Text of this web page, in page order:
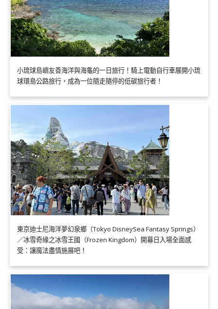
小琉球島嶼友善海洋與海龜的一日旅行！騎上電動自行車展開小琉
球環島公路旅行，成為一位隨走隨停的低碳旅行者！
東京迪士尼海洋夢幻泉鄉（Tokyo DisneySea Fantasy Springs）
／冰雪奇緣之冰雪王國（Frozen Kingdom）開幕日入場全面感
受：讓魔法盡情施展吧！